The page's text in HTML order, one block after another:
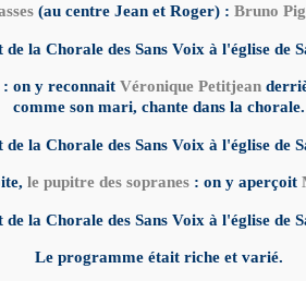
(au centre Jean et Roger) : Bruno
: on y reconnaitVéronique Petitjean
comme son mari, chante dans la chorale.
le pupitre des sopranes : on y aperçoit
Le programme était riche et varié.